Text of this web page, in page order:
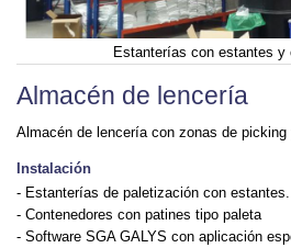
Estanterías con estantes y
Almacén de lencería
Almacén de lencería con zonas de picking
Instalación
- Estanterías de paletización con estantes.
- Contenedores con patines tipo paleta
- Software SGA GALYS con aplicación